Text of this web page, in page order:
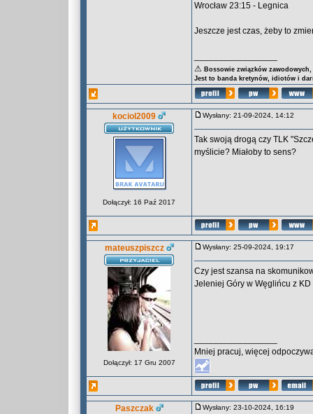
Wrocław 23:15 - Legnica
Jeszcze jest czas, żeby to
⚠ Bossowie związków
Jest to banda kretynów, idiotów i
kociol2009
Dołączył: 16 Paź 2017
Wysłany: 21-09-2024, 14:12
Tak swoją drogą czy TLK
myślicie? Miałoby to sens?
mateuszpiszcz
Dołączył: 17 Gru 2007
Wysłany: 25-09-2024, 19:17
Czy jest szansa na
Jeleniej Góry w Węglińcu z
Mniej pracuj, więcej
Paszczak Wysłany: 23-10-2024, 16:19